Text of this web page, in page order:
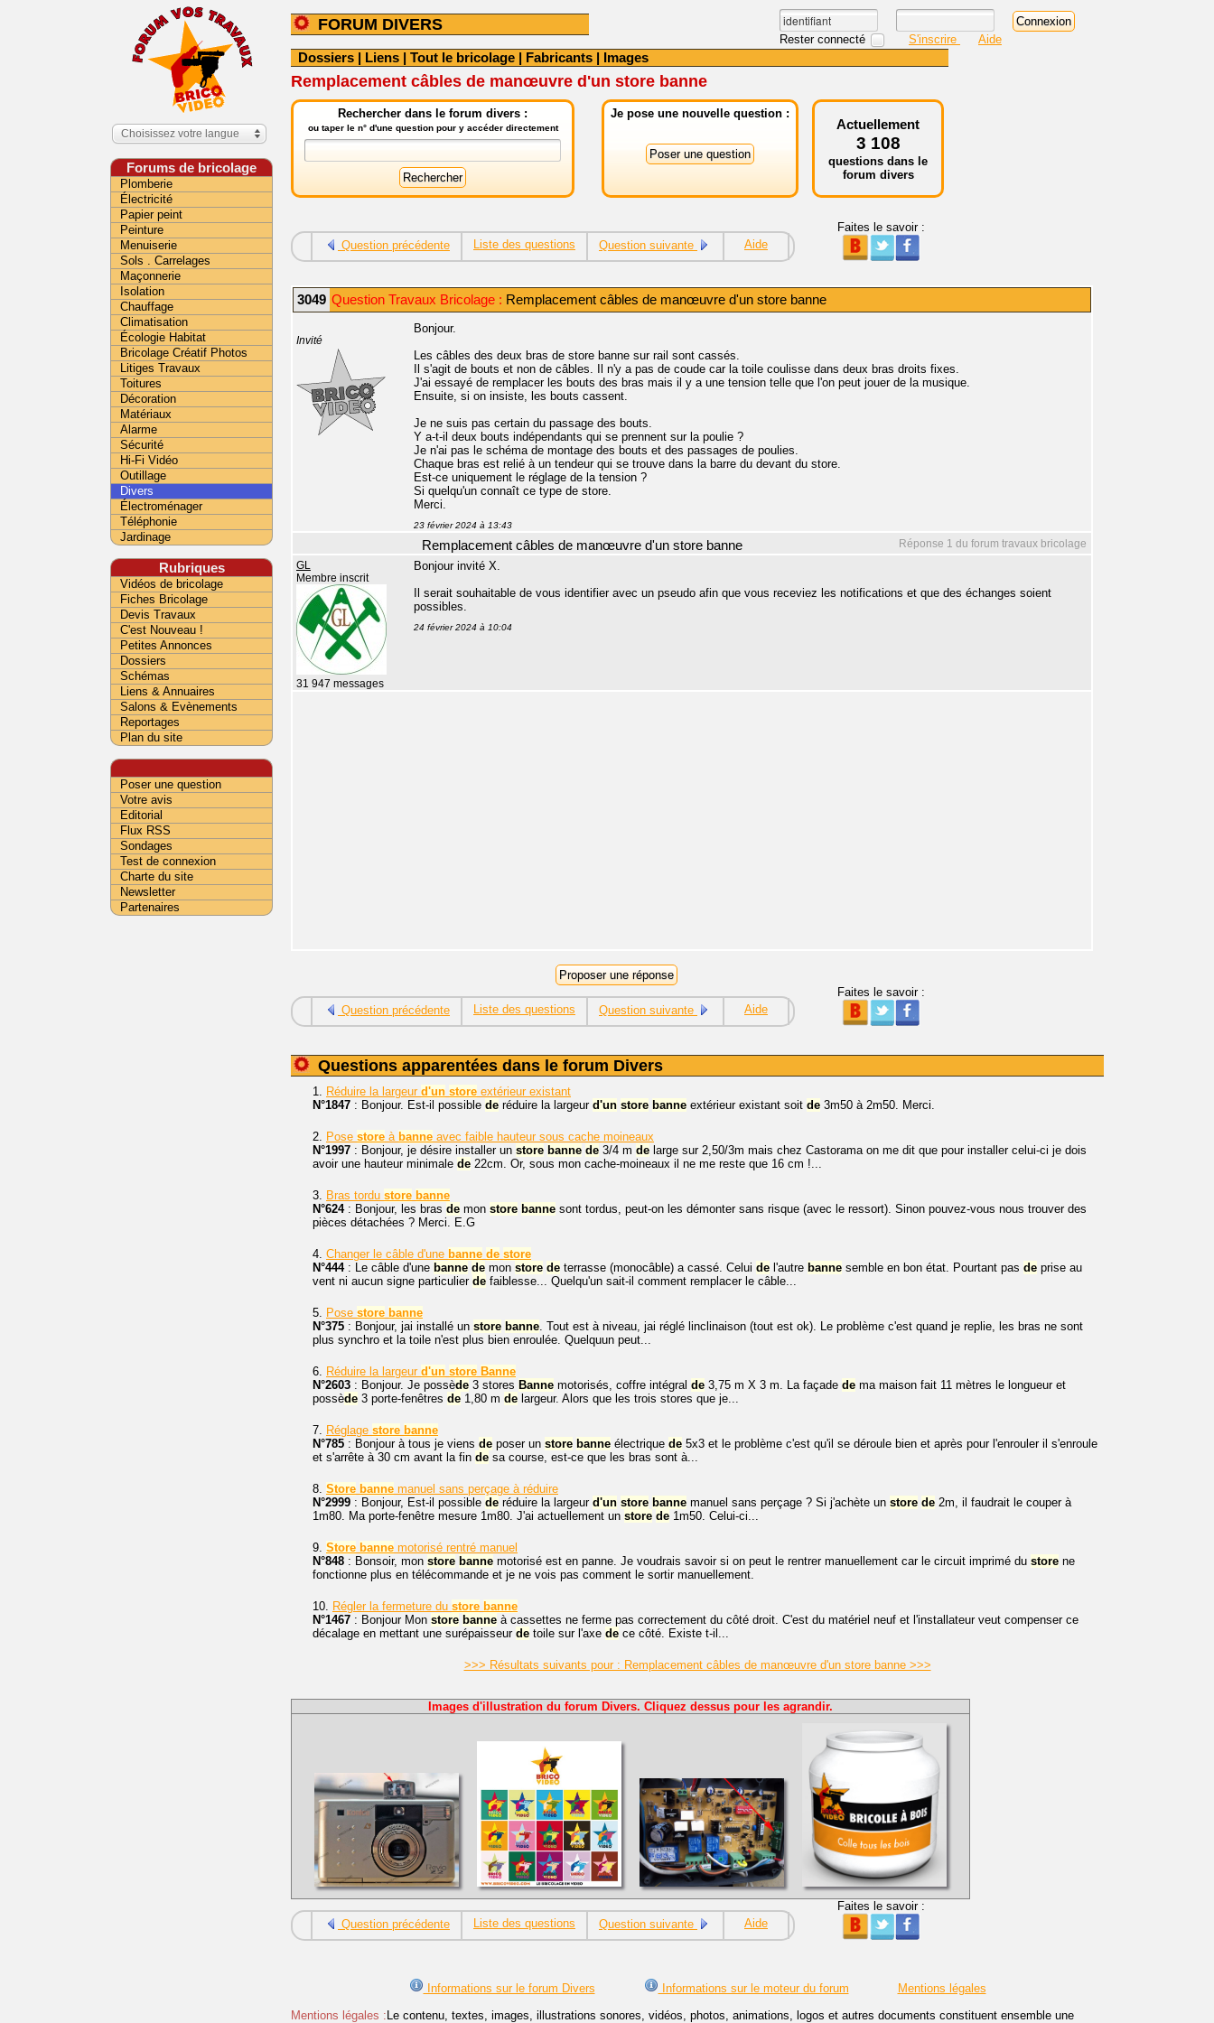
FORUM DIVERS
Rester connecté S'inscrire Aide
Dossiers | Liens | Tout le bricolage | Fabricants | Images
Remplacement câbles de manœuvre d'un store banne
Rechercher dans le forum divers :
ou taper le n° d'une question pour y accéder directement
Je pose une nouvelle question :
Actuellement
3 108
questions dans le
forum divers
Question précédente Liste des questions Question suivante Aide
Faites le savoir :
3049 Question Travaux Bricolage : Remplacement câbles de manœuvre d'un store banne
Invité
Bonjour.
Les câbles des deux bras de store banne sur rail sont cassés.
Il s'agit de bouts et non de câbles. Il n'y a pas de coude car la toile coulisse dans deux bras droits fixes.
J'ai essayé de remplacer les bouts des bras mais il y a une tension telle que l'on peut jouer de la musique.
Ensuite, si on insiste, les bouts cassent.
Je ne suis pas certain du passage des bouts.
Y a-t-il deux bouts indépendants qui se prennent sur la poulie ?
Je n'ai pas le schéma de montage des bouts et des passages de poulies.
Chaque bras est relié à un tendeur qui se trouve dans la barre du devant du store.
Est-ce uniquement le réglage de la tension ?
Si quelqu'un connaît ce type de store.
Merci.
23 février 2024 à 13:43
Réponse 1 du forum travaux bricolage
Remplacement câbles de manœuvre d'un store banne
GL
Membre inscrit
31 947 messages
Bonjour invité X.
Il serait souhaitable de vous identifier avec un pseudo afin que vous receviez les notifications et que des échanges soient
possibles.
24 février 2024 à 10:04
Question précédente Liste des questions Question suivante Aide
Faites le savoir :
Questions apparentées dans le forum Divers
1. Réduire la largeur d'un store extérieur existant
N°1847 : Bonjour. Est-il possible de réduire la largeur d'un store banne extérieur existant soit de 3m50 à 2m50. Merci.
2. Pose store à banne avec faible hauteur sous cache moineaux
N°1997 : Bonjour, je désire installer un store banne de 3/4 m de large sur 2,50/3m mais chez Castorama on me dit que pour installer celui-ci je dois
avoir une hauteur minimale de 22cm. Or, sous mon cache-moineaux il ne me reste que 16 cm !...
3. Bras tordu store banne
N°624: Bonjour, les bras de mon store banne sont tordus, peut-on les démonter sans risque (avec le ressort). Sinon pouvez-vous nous trouver des
pièces détachées ? Merci. E.G
4. Changer le câble d'une banne de store
N°444: Le câble d'une banne de mon store de terrasse (monocâble) a cassé. Celui de l'autre banne semble en bon état. Pourtant pas de prise au
vent ni aucun signe particulier de faiblesse... Quelqu'un sait-il comment remplacer le câble...
5. Pose store banne
N°375 : Bonjour, jai installé un store banne. Tout est à niveau, jai réglé linclinaison (tout est ok). Le problème c'est quand je replie, les bras ne sont
plus synchro et la toile n'est plus bien enroulée. Quelquun peut...
6. Réduire la largeur d'un store Banne
N°2603 : Bonjour. Je possède 3 stores Banne motorisés, coffre intégral de 3,75 m X 3 m. La façade de ma maison fait 11 mètres le longueur et
possède 3 porte-fenêtres de 1,80 m de largeur. Alors que les trois stores que je...
7. Réglage store banne
N°785 : Bonjour à tous je viens de poser un store banne électrique de 5x3 et le problème c'est qu'il se déroule bien et après pour l'enrouler il s'enroule
et s'arrête à 30 cm avant la fin de sa course, est-ce que les bras sont à...
8. Store banne manuel sans perçage à réduire
N°2999 : Bonjour, Est-il possible de réduire la largeur d'un store banne manuel sans perçage ? Si j'achète un store de 2m, il faudrait le couper à
1m80. Ma porte-fenêtre mesure 1m80. J'ai actuellement un store de 1m50. Celui-ci...
9. Store banne motorisé rentré manuel
N°848 : Bonsoir, mon store banne motorisé est en panne. Je voudrais savoir si on peut le rentrer manuellement car le circuit imprimé du store ne
fonctionne plus en télécommande et je ne vois pas comment le sortir manuellement.
10. Régler la fermeture du store banne
N°1467 : Bonjour Mon store banne à cassettes ne ferme pas correctement du côté droit. C'est du matériel neuf et l'installateur veut compenser ce
décalage en mettant une surépaisseur de toile sur l'axe de ce côté. Existe t-il...
>>> Résultats suivants pour : Remplacement câbles de manœuvre d'un store banne >>>
Images d'illustration du forum Divers. Cliquez dessus pour les agrandir.
Question précédente Liste des questions Question suivante Aide
Faites le savoir :
Informations sur le forum Divers Informations sur le moteur du forum
Mentions légales
Mentions légales : Le contenu, textes, images, illustrations sonores, vidéos, photos, animations, logos et autres documents constituent ensemble une
Choisissez votre langue
Forums de bricolage
Plomberie
Électricité
Papier peint
Peinture
Menuiserie
Sols . Carrelages
Maçonnerie
Isolation
Chauffage
Climatisation
Écologie Habitat
Bricolage Créatif Photos
Litiges Travaux
Toitures
Décoration
Matériaux
Alarme
Sécurité
Hi-Fi Vidéo
Outillage
Divers
Électroménager
Téléphonie
Jardinage
Rubriques
Vidéos de bricolage
Fiches Bricolage
Devis Travaux
C'est Nouveau !
Petites Annonces
Dossiers
Schémas
Liens & Annuaires
Salons & Evènements
Reportages
Plan du site
Poser une question
Votre avis
Editorial
Flux RSS
Sondages
Test de connexion
Charte du site
Newsletter
Partenaires